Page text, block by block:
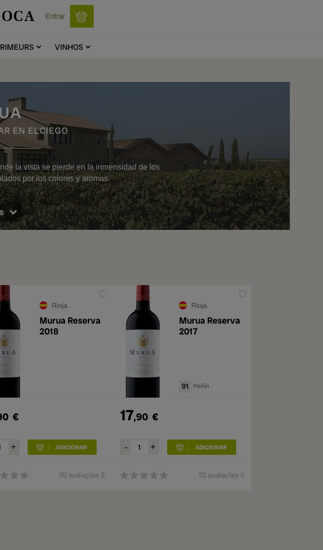
Entrar
VINHOS
EN ELCIEGO
la vista se pierde en la inmensidad de los
por los colores y aromas.
Rioja
Murua Reserva
2018
€
avaliações 0
Rioja
Murua Reserva
2017
91 Peñín
17,90 €
avaliações 0